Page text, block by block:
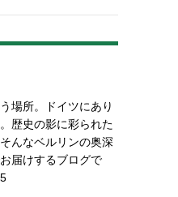
場所。ドイツにあり
歴史の影に彩られた
んなベルリンの奥深
届けするブログで